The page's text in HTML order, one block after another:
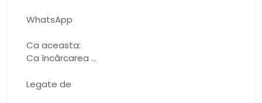
WhatsApp
Ca aceasta:
Ca încărcarea …
Legate de